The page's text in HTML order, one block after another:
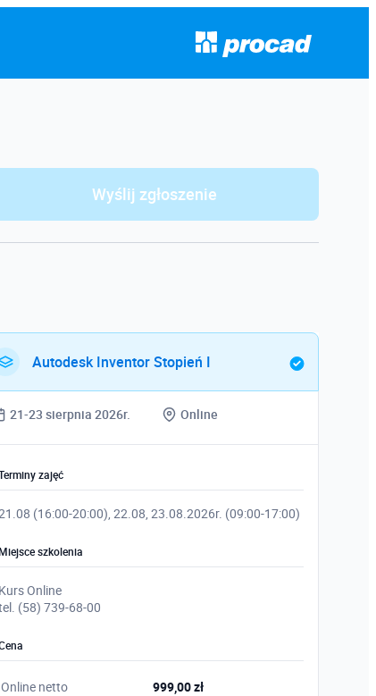
Wyślij zgłoszenie
Autodesk Inventor Stopień I
21-23 sierpnia 2026r. Online
zajęć
(16:00-20:00), 22.08, 23.08.2026r. (09:00-17:00)
szkolenia
Kurs Online
(58) 739-68-00
Online netto
999,00 zł